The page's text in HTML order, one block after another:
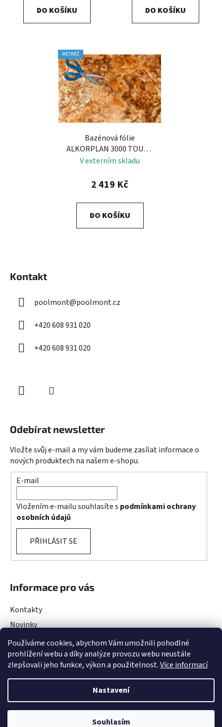
Používáme cookies, abychom Vám umožnili pohodlné
prohlížení webu a díky analýze provozu webu neustále
zlepšovali jeho funkce, výkon a použitelnost.Více informací
Nastavení
Souhlasím
DOVOLENÁ ve dnech 10.08 - 13.08.2026. Objednávky budou vyřízeny po
DO KOŠÍKU DO KOŠÍKU
METRÁŽ
Bazénová fólie
ALKORPLAN 3000 TOUCH
- AUTHENTICmetráž
V externím skladu
2 419 Kč
DO KOŠÍKU
Kontakt
poolmont@poolmont.cz
+420 608 931 020
+420 608 931 020
Odebírat newsletter
Vložte svůj e-mail a my vám budeme zasílat informace o
nových produktech na našem e-shopu.
E-mail
Vložením e-mailu souhlasíte s podmínkami ochrany
osobních údajů
PŘIHLÁSIT SE
Informace pro vás
Kontakty
Novinky
Rady a Tipy
Obchodní podmínky
Podmínky ochrany osobních údajů
Vytvořil Shoptet&Upravilo